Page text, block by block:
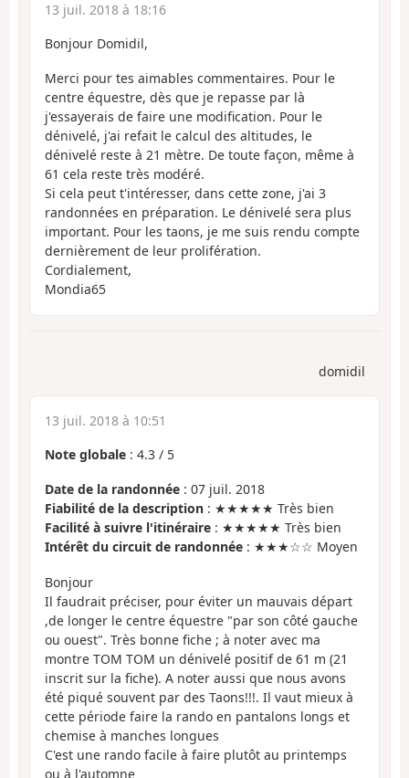
13 juil. 2018 à 18:16
Bonjour Domidil,
Merci pour tes aimables commentaires. Pour le
centre équestre, dès que je repasse par là
j'essayerais de faire une modification. Pour le
dénivelé, j'ai refait le calcul des altitudes, le
dénivelé reste à 21 mètre. De toute façon, même à
61 cela reste très modéré.
Si cela peut t'intéresser, dans cette zone, j'ai 3
randonnées en préparation. Le dénivelé sera plus
important. Pour les taons, je me suis rendu compte
dernièrement de leur prolifération.
Cordialement,
Mondia65
domidil
13 juil. 2018 à 10:51
Note globale : 4.3 / 5
Date de la randonnée : 07 juil. 2018
Fiabilité de la description : ★★★★★ Très bien
Facilité à suivre l'itinéraire : ★★★★★ Très bien
Intérêt du circuit de randonnée : ★★★☆☆ Moyen
Bonjour
Il faudrait préciser, pour éviter un mauvais départ
,de longer le centre équestre "par son côté gauche
ou ouest". Très bonne fiche ; à noter avec ma
montre TOM TOM un dénivelé positif de 61 m (21
inscrit sur la fiche). A noter aussi que nous avons
été piqué souvent par des Taons!!!. Il vaut mieux à
cette période faire la rando en pantalons longs et
chemise à manches longues
C'est une rando facile à faire plutôt au printemps
ou à l'automne